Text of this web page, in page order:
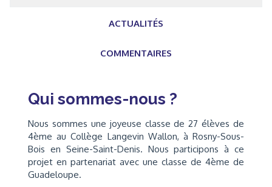
ACTUALITÉS
COMMENTAIRES
Qui sommes-nous ?
Nous sommes une joyeuse classe de 27 élèves de
4ème au Collège Langevin Wallon, à Rosny-Sous-
Bois en Seine-Saint-Denis. Nous participons à ce
projet en partenariat avec une classe de 4ème de
Guadeloupe.